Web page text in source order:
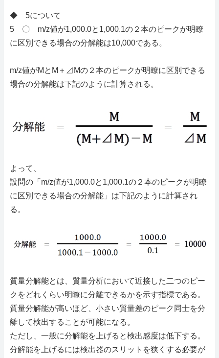
◆ 5について
5 〇 m/z値が1,000.0と1,000.1の２本のピークが明瞭
に区別できる場合の分解能は10,000である。
m/z値がMとM＋⊿Mの２本のピークが明瞭に区別できる
場合の分解能は下記のように計算される。
よって、
設問の「m/z値が1,000.0と1,000.1の２本のピークが明瞭
に区別できる場合の分解能」は下記のように計算され
る。
質量分解能とは、質量分析において近接した二つのピー
クをどれくらい明瞭に分離できるかを示す指標である。
質量分解能が高いほど、小さい質量差のピーク同士を分
離して検出することが可能になる。
ただし、一般に分解能を上げると検出感度は低下する。
分解能を上げるには検出器のスリットを狭くする必要が